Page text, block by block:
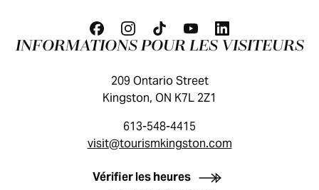
GUIDE DES VISITEURS
INFORMATIONS POUR LES VISITEURS
209 Ontario Street
Kingston, ON K7L 2Z1
613-548-4415
visit@tourismkingston.com
Vérifier les heures